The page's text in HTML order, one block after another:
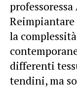
la
differenti
tendini, ma